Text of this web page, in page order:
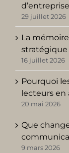
d’entreprise
29 juillet 2026
La
stratégique
16 juillet 2026
Pourquoi
lecteurs en
20 mai 2026
Que
9 mars 2026